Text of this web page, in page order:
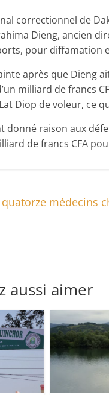
correctionnel de
Dieng, ancien
pour diffamation
après que Dieng
milliard de francs
Diop de voleur, ce
donné raison aux
de francs CFA
médecins
aussi aimer